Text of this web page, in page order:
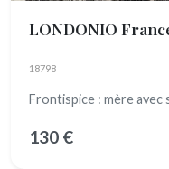
LONDONIO
18798
Frontispice : mère
130 €